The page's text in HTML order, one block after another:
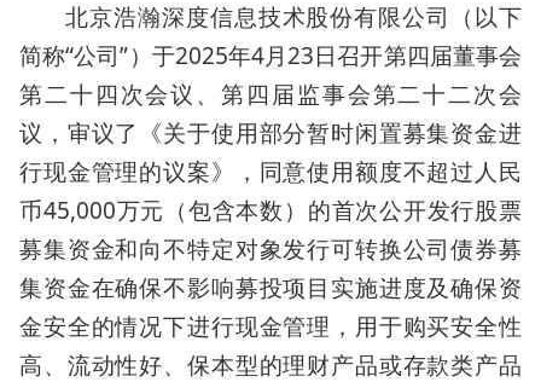
北京浩瀚深度信息技术股份有限公司（以下
简称“公司”）于2025年4月23日召开第四届董事会
第二十四次会议、第四届监事会第二十二次会
议，审议了《关于使用部分暂时闲置募集资金进
行现金管理的议案》，同意使用额度不超过人民
币45,000万元（包含本数）的首次公开发行股票
募集资金和向不特定对象发行可转换公司债券募
集资金在确保不影响募投项目实施进度及确保资
金安全的情况下进行现金管理，用于购买安全性
高、流动性好、保本型的理财产品或存款类产品